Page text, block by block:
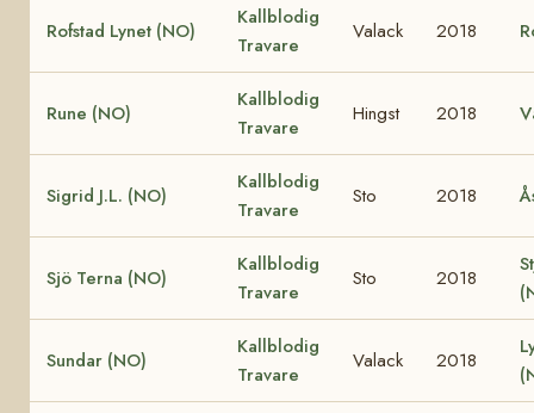
Rofstad Lynet (NO)
Kallblodig
Travare
Valack 2018
Rune (NO)
Kallblodig
Travare
Hingst 2018
Sigrid J.L. (NO)
Kallblodig
Travare
Sto 2018
Sjö Terna (NO)
Kallblodig
Travare
Sto 2018
Sundar (NO)
Kallblodig
Travare
Valack 2018